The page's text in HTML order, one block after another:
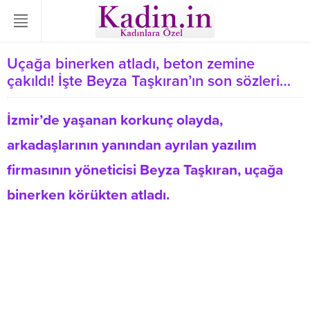
Uçağa binerken atladı, beton zemine
çakıldı! İşte Beyza Taşkıran’ın son sözleri…
İzmir’de yaşanan korkunç olayda,
arkadaşlarının yanından ayrılan yazılım
firmasının yöneticisi Beyza Taşkıran, uçağa
binerken körükten atladı.